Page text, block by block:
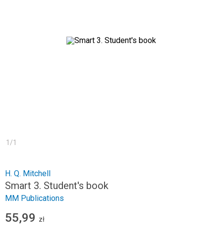
Zapisz
1 /1
H. Q. Mitchell
Smart 3. Student's book
MM Publications
55,99 zł